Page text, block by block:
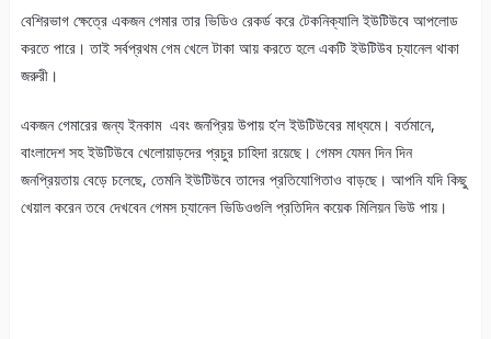
বেশিরভাগ ক্ষেত্রে একজন গেমার তার ভিডিও রেকর্ড করে টেকনিক্যালি ইউটিউবে আপলোড
করতে পারে। তাই সর্বপ্রথম গেম খেলে টাকা আয় করতে হলে একটি ইউটিউব চ্যানেল থাকা
জরুরী।
একজন গেমারের জন্য ইনকাম এবং জনপ্রিয় উপায় হ’ল ইউটিউবের মাধ্যমে। বর্তমানে,
বাংলাদেশ সহ ইউটিউবে খেলোয়াড়দের প্রচুর চাহিদা রয়েছে। গেমস যেমন দিন দিন
জনপ্রিয়তায় বেড়ে চলেছে, তেমনি ইউটিউবে তাদের প্রতিযোগিতাও বাড়ছে। আপনি যদি কিছু
খেয়াল করেন তবে দেখবেন গেমস চ্যানেল ভিডিওগুলি প্রতিদিন কয়েক মিলিয়ন ভিউ পায়।